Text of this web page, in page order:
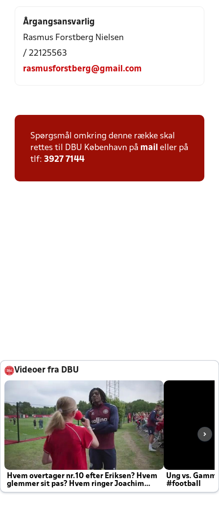
Årgangsansvarlig
Rasmus Forstberg Nielsen
/ 22125563
rasmusforstberg@gmail.com
Spørgsmål omkring denne række skal
rettes til DBU København på mail eller på
tlf: 3927 7144
Videoer fra DBU
Hvem overtager nr.10 efter Eriksen? Hvem
glemmer sit pas? Hvem ringer Joachim
altid til efter kampe?
Ung vs.
#football